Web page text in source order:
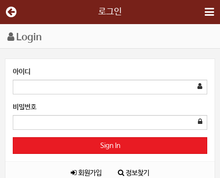
로그인
Login
아이디
비밀번호
Sign In
회원가입 정보찾기